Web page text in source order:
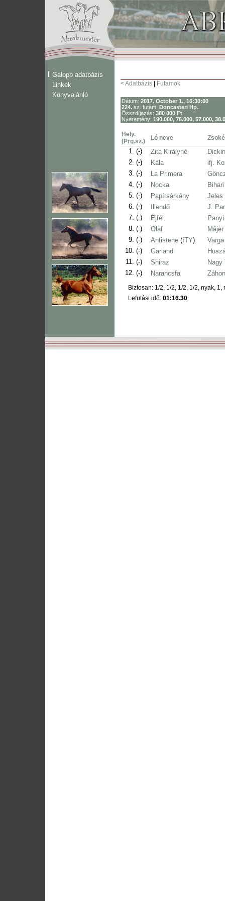
Galopp adatbázis
Linkek
Könyvajánló
< Adatbázis Futamok
Dátum: 2017. October 1., 16:30:00
224. sz. futam, Doncasteri Hp.
Összdíjazás: 380 000 Ft
Nyeremény: 190.000, 76.000, 57.000,
Hely.
(Prg.sz.)
Ló neve Zsoké
1. (-) Zita Királyné
2. (-) Kála
ifj.
3. (-) La Primera
4. (-) Nocka
5. (-) Papírsárkány
Jeles
6. (-) Illendő
J.
7. (-) Éjfél
8. (-) Olaf
9. (-) Antistene ( ITY)
10. (-) Garland
11. (-) Shiraz
Nagy
12. (-) Narancsfa
Biztosan: 1/2, 1/2, 1/2, 1/2, nyak, 1,
Lefutási idő: 01:16.30